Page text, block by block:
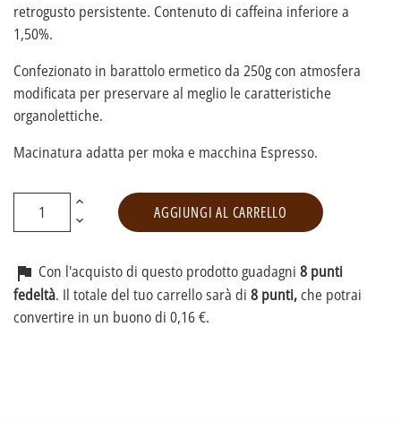
retrogusto persistente. Contenuto di caffeina inferiore a
1,50%.
Confezionato in barattolo ermetico da 250g con atmosfera
modificata per preservare al meglio le caratteristiche
organolettiche.
Macinatura adatta per moka e macchina Espresso.
AGGIUNGI AL CARRELLO
 Con l'acquisto di questo prodotto guadagni 8 punti
fedeltà. Il totale del tuo carrello sarà di 8 punti,che potrai
convertire in un buono di 0,16 €.